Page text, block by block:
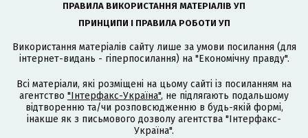
ПРАВИЛА ВИКОРИСТАННЯ МАТЕРІАЛІВ УП
ПРИНЦИПИ І ПРАВИЛА РОБОТИ УП
Використання матеріалів сайту лише за умови посилання (для
інтернет-видань - гіперпосилання) на "Економічну правду".
Всі матеріали, які розміщені на цьому сайті із посиланням на
агентство "Інтерфакс-Україна", не підлягають подальшому
відтворенню та/чи розповсюдженню в будь-якій формі,
інакше як з письмового дозволу агентства "Інтерфакс-
Україна".